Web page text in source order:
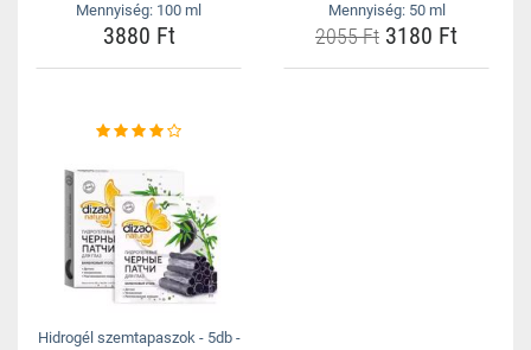
Mennyiség: 100 ml
3880 Ft
Mennyiség: 50 ml
2055 Ft 3180 Ft
Hidrogél szemtapaszok - 5db -